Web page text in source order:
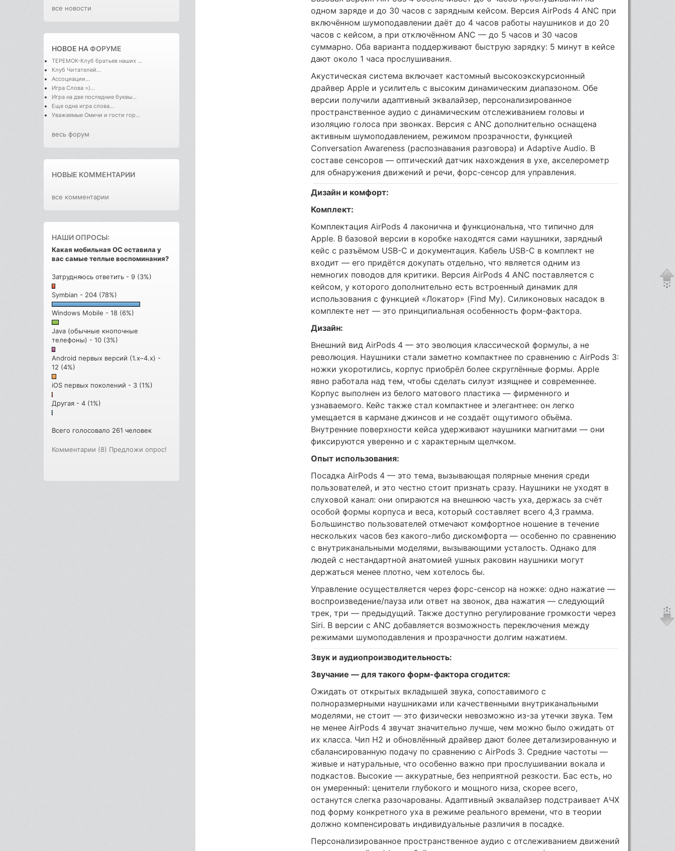
все новости
НОВОЕ НАФОРУМЕ
ТЕРЕМОК-Клуб братьев наших ...
Клуб Читателей...
Ассоциации...
Игра Слова =)...
Игра на две последние буквы...
Еще одна игра слова...
Уважаемые Омичи и гости гор...
весь форум
НОВЫЕ КОММЕНТАРИИ
все комментарии
НАШИ ОПРОСЫ:
Какая мобильная ОС оставила у
вас самые теплые воспоминания?
Затрудняюсь ответить - 9 (3%)
Symbian - 204 (78%)
Windows Mobile - 18 (6%)
Java (обычные кнопочные
телефоны) - 10 (3%)
Android первых версий (1.x–4.x) -
12 (4%)
iOS первых поколений - 3 (1%)
Другая - 4 (1%)
Всего голосовало 261 человек
Комментарии (8) Предложи опрос!
одном заряде и до 30 часов с зарядным кейсом. Версия AirPods 4 ANC при
включённом шумоподавлении даёт до 4 часов работы наушников и до 20
часов с кейсом, а при отключённом ANC — до 5 часов и 30 часов
суммарно. Оба варианта поддерживают быструю зарядку: 5 минут в кейсе
дают около 1 часа прослушивания.
Акустическая система включает кастомный высокоэкскурсионный
драйвер Apple и усилитель с высоким динамическим диапазоном. Обе
версии получили адаптивный эквалайзер, персонализированное
пространственное аудио с динамическим отслеживанием головы и
изоляцию голоса при звонках. Версия с ANC дополнительно оснащена
активным шумоподавлением, режимом прозрачности, функцией
Conversation Awareness (распознавания разговора) и Adaptive Audio. В
составе сенсоров — оптический датчик нахождения в ухе, акселерометр
для обнаружения движений и речи, форс-сенсор для управления.
Дизайн и комфорт:
Комплект:
Комплектация AirPods 4 лаконична и функциональна, что типично для
Apple. В базовой версии в коробке находятся сами наушники, зарядный
кейс с разъёмом USB-C и документация. Кабель USB-C в комплект не
входит — его придётся докупать отдельно, что является одним из
немногих поводов для критики. Версия AirPods 4 ANC поставляется с
кейсом, у которого дополнительно есть встроенный динамик для
использования с функцией «Локатор» (Find My). Силиконовых насадок в
комплекте нет — это принципиальная особенность форм-фактора.
Дизайн:
Внешний вид AirPods 4 — это эволюция классической формулы, а не
революция. Наушники стали заметно компактнее по сравнению с AirPods 3:
ножки укоротились, корпус приобрёл более скруглённые формы. Apple
явно работала над тем, чтобы сделать силуэт изящнее и современнее.
Корпус выполнен из белого матового пластика — фирменного и
узнаваемого. Кейс также стал компактнее и элегантнее: он легко
умещается в кармане джинсов и не создаёт ощутимого объёма.
Внутренние поверхности кейса удерживают наушники магнитами — они
фиксируются уверенно и с характерным щелчком.
Опыт использования:
Посадка AirPods 4 — это тема, вызывающая полярные мнения среди
пользователей, и это честно стоит признать сразу. Наушники не уходят в
слуховой канал: они опираются на внешнюю часть уха, держась за счёт
особой формы корпуса и веса, который составляет всего 4,3 грамма.
Большинство пользователей отмечают комфортное ношение в течение
нескольких часов без какого-либо дискомфорта — особенно по сравнению
с внутриканальными моделями, вызывающими усталость. Однако для
людей с нестандартной анатомией ушных раковин наушники могут
держаться менее плотно, чем хотелось бы.
Управление осуществляется через форс-сенсор на ножке: одно нажатие —
воспроизведение/пауза или ответ на звонок, два нажатия — следующий
трек, три — предыдущий. Также доступно регулирование громкости через
Siri. В версии с ANC добавляется возможность переключения между
режимами шумоподавления и прозрачности долгим нажатием.
Звук и аудиопроизводительность:
Звучание — для такого форм-фактора сгодится:
Ожидать от открытых вкладышей звука, сопоставимого с
полноразмерными наушниками или качественными внутриканальными
моделями, не стоит — это физически невозможно из-за утечки звука. Тем
не менее AirPods 4 звучат значительно лучше, чем можно было ожидать от
их класса. Чип H2 и обновлённый драйвер дают более детализированную и
сбалансированную подачу по сравнению с AirPods 3. Средние частоты —
живые и натуральные, что особенно важно при прослушивании вокала и
подкастов. Высокие — аккуратные, без неприятной резкости. Бас есть, но
он умеренный: ценители глубокого и мощного низа, скорее всего,
останутся слегка разочарованы. Адаптивный эквалайзер подстраивает АЧХ
под форму конкретного уха в режиме реального времени, что в теории
должно компенсировать индивидуальные различия в посадке.
Персонализированное пространственное аудио с отслеживанием движений